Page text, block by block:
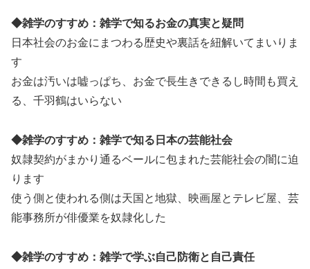
◆雑学のすすめ：雑学で知るお金の真実と疑問
日本社会のお金にまつわる歴史や裏話を紐解いてまいりま
す
お金は汚いは嘘っぱち、お金で長生きできるし時間も買え
る、千羽鶴はいらない
◆雑学のすすめ：雑学で知る日本の芸能社会
奴隷契約がまかり通るベールに包まれた芸能社会の闇に迫
ります
使う側と使われる側は天国と地獄、映画屋とテレビ屋、芸
能事務所が俳優業を奴隷化した
◆雑学のすすめ：雑学で学ぶ自己防衛と自己責任